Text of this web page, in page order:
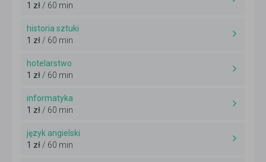
1 zł/ 60 min
historia sztuki
1 zł/ 60 min
hotelarstwo
1 zł/ 60 min
informatyka
1 zł/ 60 min
język angielski
1 zł/ 60 min